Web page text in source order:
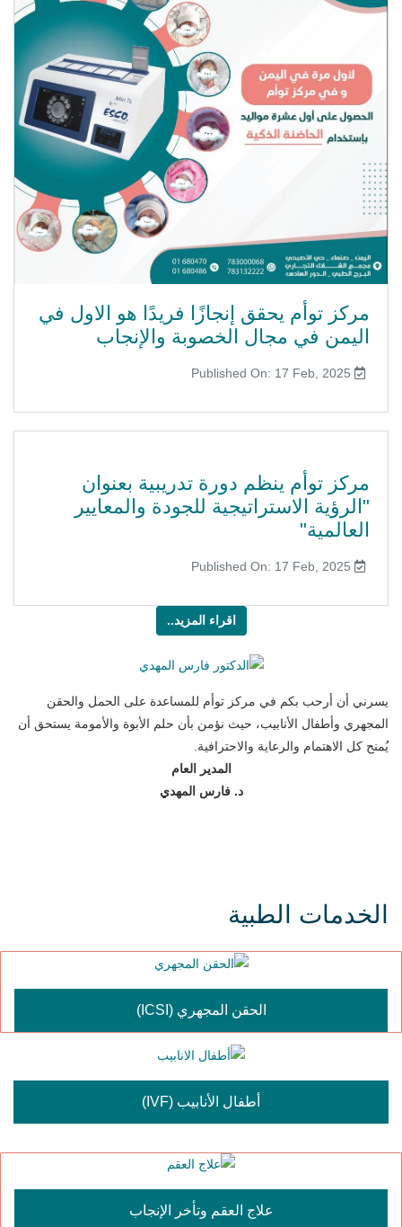
مركز توأم يحقق إنجازًا فريدًا هو الاول في
اليمن في مجال الخصوبة والإنجاب
مركز توأم ينظم دورة تدريبية بعنوان
"الرؤية الاستراتيجية للجودة والمعايير
العالمية"
اقراء المزيد..
يسرني أن أرحب بكم في مركز توأم للمساعدة على الحمل والحقن
المجهري وأطفال الأنابيب، حيث نؤمن بأن حلم الأبوة والأمومة يستحق أن
يُمنح كل الاهتمام والرعاية والاحترافية.
المدير العام
د. فارس المهدي
الخدمات الطبية
الحقن المجهري (ICSI)
أطفال الأنابيب (IVF)
علاج العقم وتأخر الإنجاب